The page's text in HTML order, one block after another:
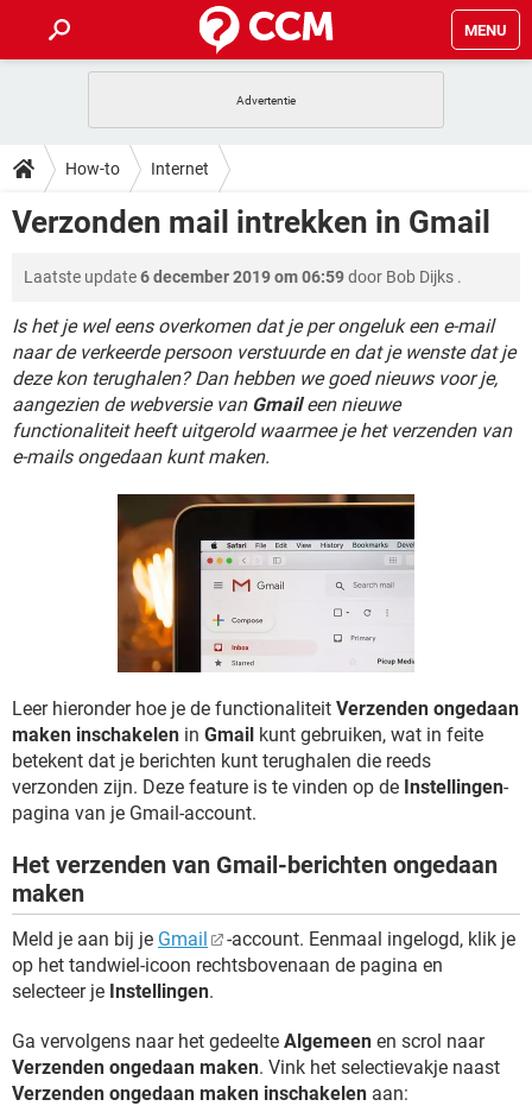
MENU
INSTAGRAM
NETFLIX CORONAVIRUS
HOW-TO
VIDEOBELLEN
INSTAGRAM WINDOWS 10
NETFLIX CORONAVIRUS
GRATIS SNAPCHAT
TIKTOK
DOWNLOADS
NETFLIX CORONAVIRUS
GRATIS SNAPCHAT
TIKTOK
FORUM
VIDEOBELLEN GAMES
INSTAGRAM WINDOWS 10
NETFLIX CORONAVIRUS
GRATIS SNAPCHAT
ARTIKELEN
VIDEOBELLEN GAMES
INSTAGRAM
NETFLIX
SNAPCHAT
How-to Internet
Verzonden mail intrekken in Gmail
Laatste update6 december 2019 om 06:59door Bob Dijks .
Is het je wel eens overkomen dat je per ongeluk een e-mail
naar de verkeerde persoon verstuurde en dat je wenste dat je
deze kon terughalen? Dan hebben we goed nieuws voor je,
aangezien de webversie van Gmaileen nieuwe
functionaliteit heeft uitgerold waarmee je het verzenden van
e-mails ongedaan kunt maken.
Leer hieronder hoe je de functionaliteit Verzenden ongedaan
maken inschakelen in Gmail kunt gebruiken, wat in feite
betekent dat je berichten kunt terughalen die reeds
verzonden zijn. Deze feature is te vinden op de Instellingen-
pagina van je Gmail-account.
Het verzenden van Gmail-berichten ongedaan
maken
Meld je aan bij je Gmail
-account. Eenmaal ingelogd, klik je
op het tandwiel-icoon rechtsbovenaan de pagina en
selecteer je Instellingen.
Ga vervolgens naar het gedeelte Algemeen en scrol naar
Verzenden ongedaan maken. Vink het selectievakje naast
Verzenden ongedaan maken inschakelen aan: